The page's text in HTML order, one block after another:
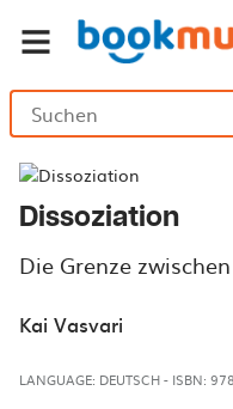
Dissoziation
Die Grenze
Kai Vasvari
LANGUAGE: DEUTSCH- ISBN: